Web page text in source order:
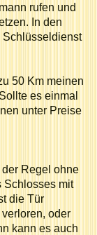
rufen und
In den
Schlüsseldienst
50 Km meinen
es einmal
unter Preise
Regel ohne
Schlosses mit
die Tür
oder
kann es auch